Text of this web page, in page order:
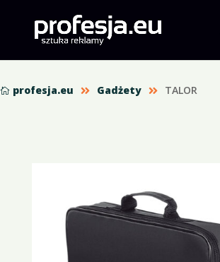
 profesja.eu  Gadżety  TALOR